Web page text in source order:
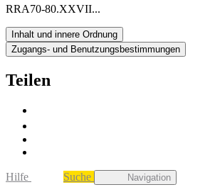
RRA70-80.XXVII...
Inhalt und innere Ordnung
Zugangs- und Benutzungsbestimmungen
Teilen
Hilfe Suche Navigation